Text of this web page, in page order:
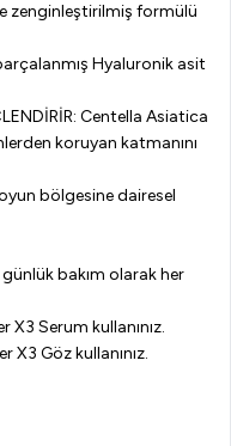
zenginleştirilmiş formülü
Hyaluronik asit
Centella Asiatica
koruyan katmanını
bölgesine dairesel
bakım olarak her
Serum kullanınız.
X3 Göz kullanınız.